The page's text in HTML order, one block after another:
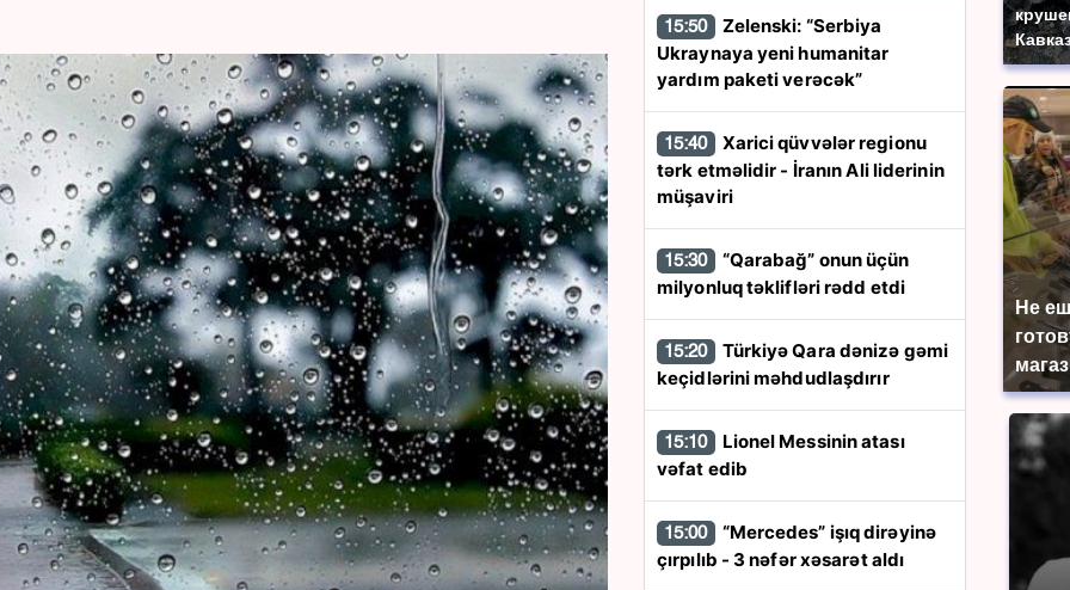
Не
15:50
Ukraynaya yeni humanitar
yardım paketi verəcək”
15:40
tərk etməlidir - İranın Ali liderinin
müşaviri
15:30
milyonluq təklifləri rədd etdi
15:20
keçidlərini məhdudlaşdırır
15:10
vəfat edib
15:00
çırpılıb - 3 nəfər xəsarət aldı